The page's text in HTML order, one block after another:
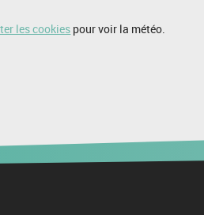
les cookies pour voir la météo.